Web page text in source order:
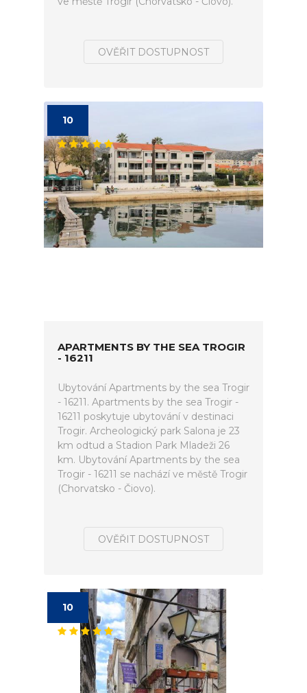
OVĚŘIT DOSTUPNOST
10
APARTMENTS BY THE SEA TROGIR
- 16211
Ubytování Apartments by the sea Trogir
- 16211. Apartments by the sea Trogir -
16211 poskytuje ubytování v destinaci
Trogir. Archeologický park Salona je 23
km odtud a Stadion Park Mladeži 26
km. Ubytování Apartments by the sea
Trogir - 16211 se nachází ve městě Trogir
(Chorvatsko - Čiovo).
OVĚŘIT DOSTUPNOST
10